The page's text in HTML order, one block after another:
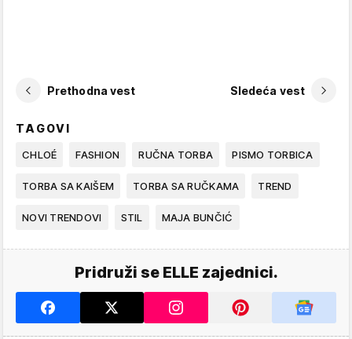
Prethodna vest Sledeća vest
TAGOVI
CHLOÉ FASHION RUČNA TORBA PISMO TORBICA
TORBA SA KAIŠEM TORBA SA RUČKAMA TREND
NOVI TRENDOVI STIL MAJA BUNČIĆ
Pridruži se ELLE zajednici.